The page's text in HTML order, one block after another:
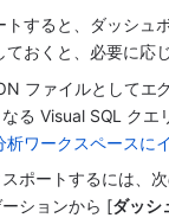
トすると、ダッシュ
おくと、必要に応
ファイルとしてエ
る Visual SQL ク
析ワークスペースに
ポートするには、次
ションから [ダッシ